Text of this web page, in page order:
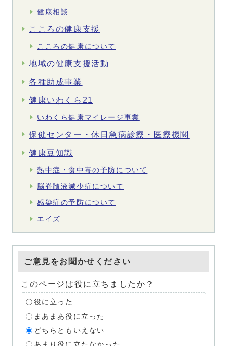
健康相談
こころの健康支援
こころの健康について
地域の健康支援活動
各種助成事業
健康いわくら21
いわくら健康マイレージ事業
保健センター・休日急病診療・医療機関
健康豆知識
熱中症・食中毒の予防について
脳脊髄液減少症について
感染症の予防について
エイズ
ご意見をお聞かせください
このページは役に立ちましたか？
役に立った
まあまあ役に立った
どちらともいえない